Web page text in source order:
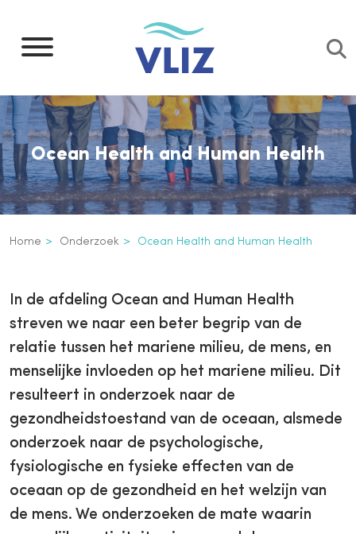
naar
inhoud
gaan
Ocean Health and Human Health
Kruimelpad
Home Onderzoek Ocean Health and Human Health
3th
level
navigation
In de afdeling Ocean and Human Health
streven we naar een beter begrip van de
relatie tussen het mariene milieu, de mens, en
menselijke invloeden op het mariene milieu. Dit
resulteert in onderzoek naar de
gezondheidstoestand van de oceaan, alsmede
onderzoek naar de psychologische,
fysiologische en fysieke effecten van de
oceaan op de gezondheid en het welzijn van
de mens. We onderzoeken de mate waarin